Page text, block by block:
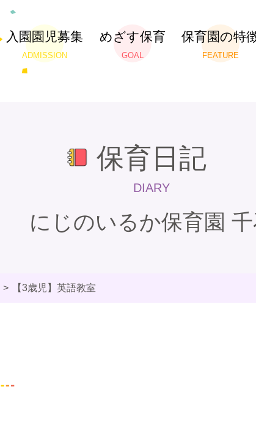
入園園児募集
ADMISSION
めざす保育
GOAL
保育園の特
FEATURE
保育日記
DIARY
にじのいるか保育園
【3歳児】英語教室